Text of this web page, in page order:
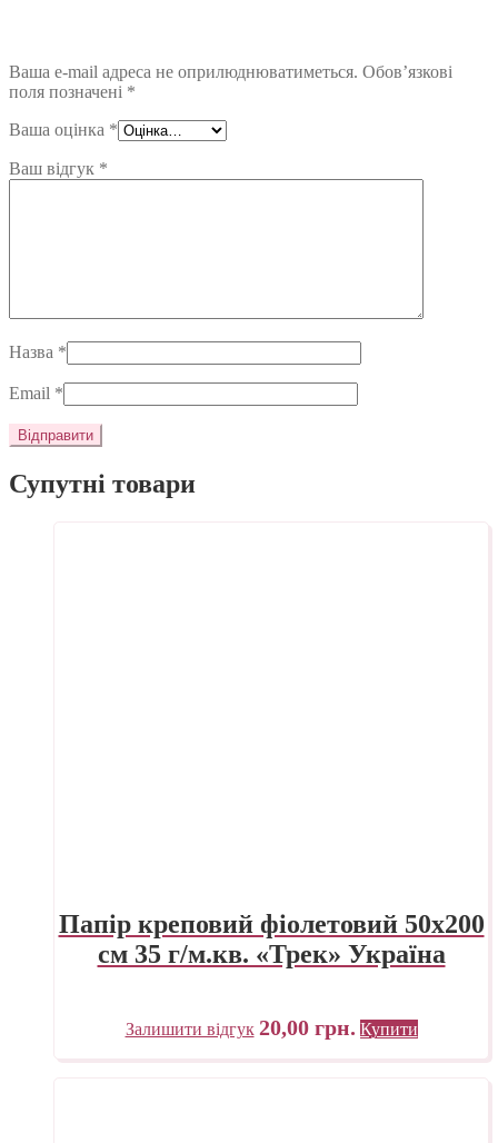
Ваша e-mail адреса не оприлюднюватиметься. Обов’язкові
поля позначені *
Ваша оцінка *
Ваш відгук *
Назва *
Email *
Супутні товари
Папір креповий фіолетовий 50х200
см 35 г/м.кв. «Трек» Україна
Залишити відгук 20,00 грн. Купити